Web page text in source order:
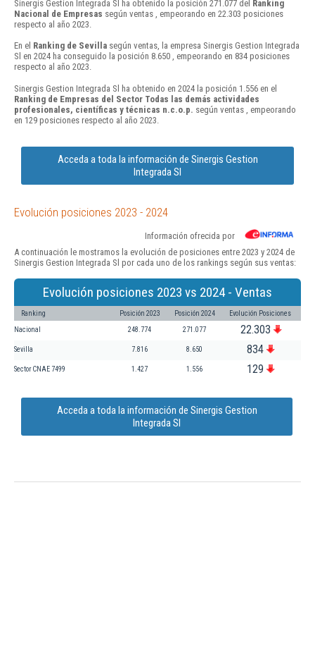
Sinergis Gestion Integrada Sl ha obtenido la posición 271.077 del Ranking
Nacional de Empresas según ventas , empeorando en 22.303 posiciones
respecto al año 2023.
En el Ranking de Sevilla según ventas, la empresa Sinergis Gestion Integrada
Sl en 2024 ha conseguido la posición 8.650 , empeorando en 834 posiciones
respecto al año 2023.
Sinergis Gestion Integrada Sl ha obtenido en 2024 la posición 1.556 en el
Ranking de Empresas del Sector Todas las demás actividades
profesionales, científicas y técnicas n.c.o.p. según ventas , empeorando
en 129 posiciones respecto al año 2023.
Acceda a toda la información de Sinergis Gestion
Integrada Sl
Evolución posiciones 2023 - 2024
Información ofrecida por
A continuación le mostramos la evolución de posiciones entre 2023 y 2024 de
Sinergis Gestion Integrada Sl por cada uno de los rankings según sus ventas:
Evolución posiciones 2023 vs 2024 - Ventas
Ranking Posición 2023 Posición 2024 Evolución Posiciones
Nacional 248.774 271.077 22.303
Sevilla 7.816 8.650 834
Sector CNAE 7499 1.427 1.556 129
Acceda a toda la información de Sinergis Gestion
Integrada Sl